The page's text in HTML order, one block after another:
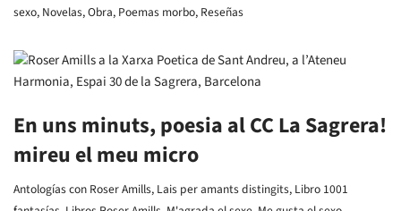
sexo, Novelas,Obra, Poemas morbo, Reseñas
En uns minuts, poesia al CC La Sagrera!
mireu el meu micro
Antologías con Roser Amills, Lais per amants distingits, Libro 1001